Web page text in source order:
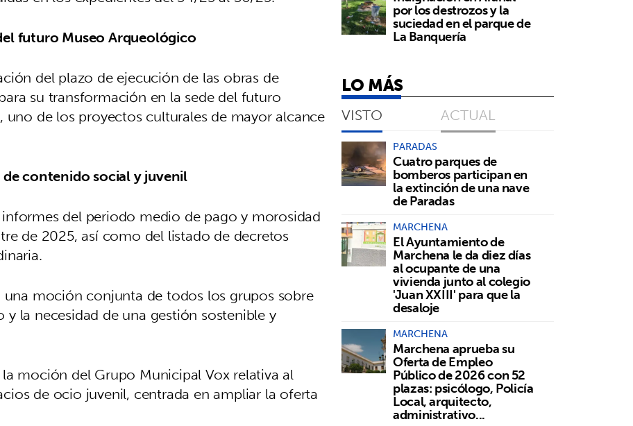
futuro Museo Arqueológico
del plazo de ejecución de las obras de
su transformación en la sede del futuro
de los proyectos culturales de mayor alcance
contenido social y juvenil
del periodo medio de pago y morosidad
de 2025, así como del listado de decretos
moción conjunta de todos los grupos sobre
la necesidad de una gestión sostenible y
moción del Grupo Municipal Vox relativa al
de ocio juvenil, centrada en ampliar la oferta
por los destrozos y la
suciedad en el parque de
La Banquería
LO MÁS
VISTO ACTUAL
PARADAS
Cuatro parques de
bomberos participan en
la extinción de una nave
de Paradas
MARCHENA
El Ayuntamiento de
Marchena le da diez días
al ocupante de una
vivienda junto al colegio
'Juan XXIII' para que la
desaloje
MARCHENA
Marchena aprueba su
Oferta de Empleo
Público de 2026 con 52
plazas: psicólogo, Policía
Local, arquitecto,
administrativo...